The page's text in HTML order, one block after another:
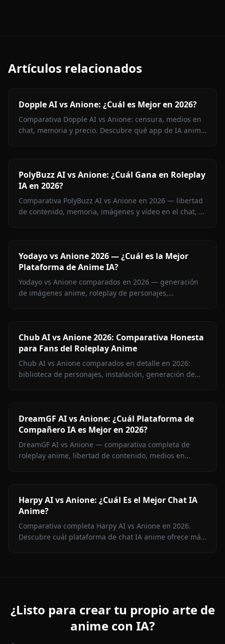
Artículos relacionados
Dopple AI vs Anione: ¿Cuál es Mejor en 2026?
Comparativa Dopple AI vs Anione: censura, medios en
chat, memoria y precio. Descubre qué app de IA anime
PolyBuzz AI vs Anione: ¿Cuál Gana en Roleplay
IA en 2026?
Comparativa PolyBuzz AI vs Anione en 2026 — libertad
de contenido, memoria, imágenes y vídeo en el chat, y
Yodayo vs Anione 2026 — ¿Cuál es la Mejor
Plataforma de Anime IA?
Yodayo vs Anione comparados en 2026 — generación
de imágenes anime, roleplay de personajes,
Chub AI vs Anione 2026: Comparativa Honesta
para Fans del Roleplay Anime
Chub AI vs Anione comparados en detalle en 2026:
biblioteca de personajes, instalación, generación de
DreamGF AI vs Anione: ¿Cuál Plataforma de
Compañero IA es Mejor en 2026?
DreamGF AI vs Anione — comparativa completa de
roleplay anime, libertad de contenido, medios en
Harpy AI vs Anione: ¿Cuál Es el Mejor Chat IA
Anime?
Comparativa completa Harpy AI vs Anione en 2026.
Descubre cuál plataforma de chat IA anime ofrece más
¿Listo para crear tu propio arte de
anime con IA?